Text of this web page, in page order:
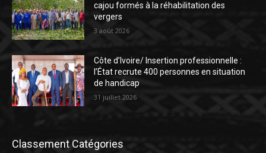
cajou formés à la réhabilitation des
vergers
3 août 2026
Côte d’Ivoire/ Insertion professionnelle :
l’État recrute 400 personnes en situation
de handicap
31 juillet 2026
Classement Catégories